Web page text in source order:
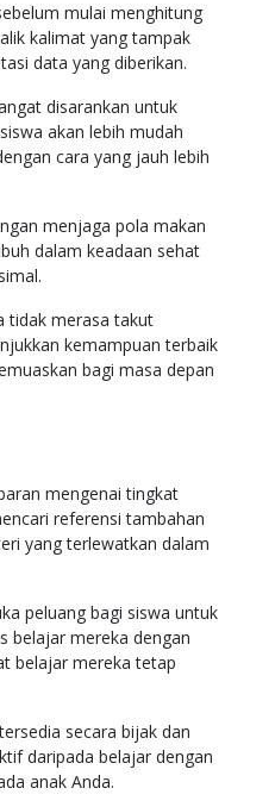
mulai menghitung
kalimat yang tampak
data yang diberikan.
disarankan untuk
akan lebih mudah
cara yang jauh lebih
menjaga pola makan
dalam keadaan sehat
tidak merasa takut
kemampuan terbaik
bagi masa depan
mengenai tingkat
referensi tambahan
yang terlewatkan dalam
peluang bagi siswa untuk
belajar mereka dengan
belajar mereka tetap
secara bijak dan
daripada belajar dengan
anak Anda.